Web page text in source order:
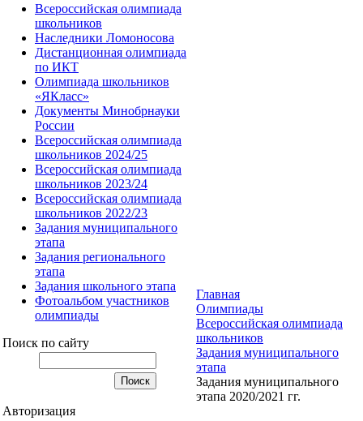
Всероссийская олимпиада
школьников
Наследники Ломоносова
Дистанционная олимпиада
по ИКТ
Олимпиада школьников
«ЯКласс»
Документы Минобрнауки
России
Всероссийская олимпиада
школьников 2024/25
Всероссийская олимпиада
школьников 2023/24
Всероссийская олимпиада
школьников 2022/23
Задания муниципального
этапа
Задания регионального
этапа
Задания школьного этапа
Фотоальбом участников
олимпиады
Поиск по сайту
Авторизация
Главная
Олимпиады
Всероссийская олимпиада
школьников
Задания муниципального
этапа
Задания муниципального
этапа 2020/2021 гг.